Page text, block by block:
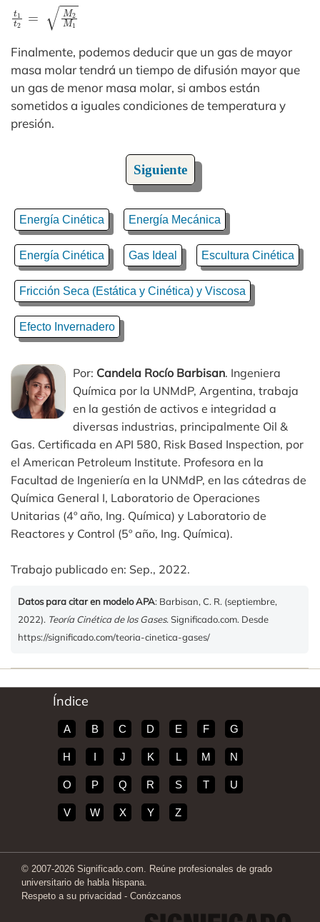
t1 M2M1
Finalmente, podemos deducir que un gas de mayor
masa molar tendrá un tiempo de difusión mayor que
un gas de menor masa molar, si ambos están
sometidos a iguales condiciones de temperatura y
presión.
Siguiente
Energía Cinética Energía Mecánica
Energía Cinética Gas Ideal Escultura Cinética
Fricción Seca (Estática y Cinética) y Viscosa
Efecto Invernadero
Por: Candela Rocío Barbisan. Ingeniera
Química por la UNMdP, Argentina, trabaja
en la gestión de activos e integridad a
diversas industrias, principalmente Oil &
Gas. Certificada en API 580, Risk Based Inspection, por
el American Petroleum Institute. Profesora en la
Facultad de Ingeniería en la UNMdP, en las cátedras de
Química General I, Laboratorio de Operaciones
Unitarias (4º año, Ing. Química) y Laboratorio de
Reactores y Control (5º año, Ing. Química).
Trabajo publicado en: Sep., 2022.
Datos para citar en modelo APA: Barbisan, C. R. (septiembre,
2022). Teoría Cinética de los Gases. Significado.com. Desde
https://significado.com/teoria-cinetica-gases/
Índice
A B C D E F G
H I J K L M N
O P Q R S T U
V W X Y Z
© 2007-2026 Significado.com. Reúne profesionales de grado
universitario de habla hispana.
Respeto a su privacidad - Conózcanos